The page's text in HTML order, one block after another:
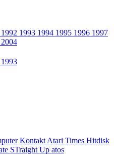
1992 1993 1994 1995 1996 1997
2004
1993
Kontakt Atari Times Hitdisk
STraight Up atos